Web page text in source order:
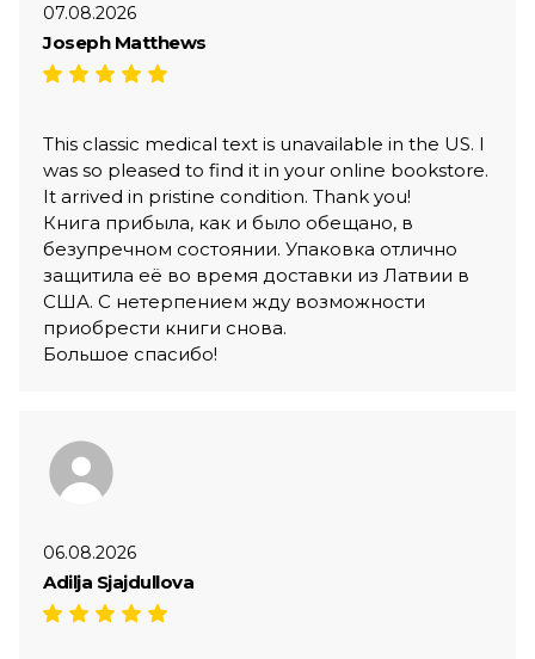
07.08.2026
Joseph Matthews
This classic medical text is unavailable in the US. I
was so pleased to find it in your online bookstore.
It arrived in pristine condition. Thank you!
Книга прибыла, как и было обещано, в
безупречном состоянии. Упаковка отлично
защитила её во время доставки из Латвии в
США. С нетерпением жду возможности
приобрести книги снова.
Большое спасибо!
06.08.2026
Adilja Sjajdullova